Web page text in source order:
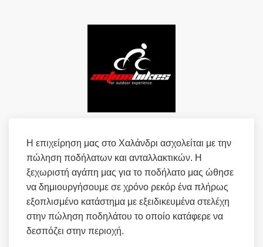
Η επιχείρηση μας στο Χαλάνδρι ασχολείται με την
πώληση ποδήλατων και ανταλλακτικών. Η
ξεχωριστή αγάπη μας για το ποδήλατο μας ώθησε
να δημιουργήσουμε σε χρόνο ρεκόρ ένα πλήρως
εξοπλισμένο κατάστημα με εξειδικευμένα στελέχη
στην πώληση ποδηλάτου το οποίο κατάφερε να
δεσπόζει στην περιοχή.